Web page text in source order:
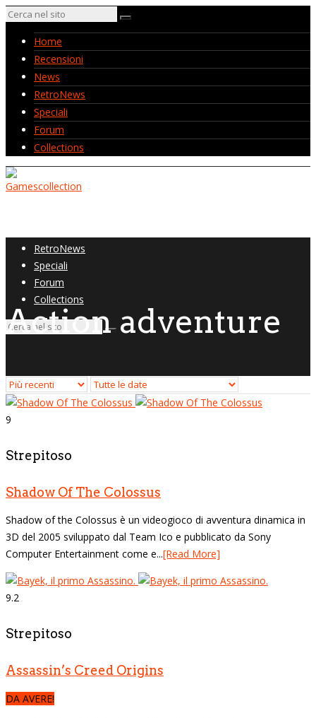
Home
Recensioni
News
RetroNews
Speciali
Forum
Collections
RetroNews
Speciali
Forum
Collections
Action adventure
9
Strepitoso
Shadow Of The Colossus
Shadow of the Colossus è un videogioco di avventura dinamica in
3D del 2005 sviluppato dal Team Ico e pubblicato da Sony
Computer Entertainment come e...[Read More]
9.2
Strepitoso
Assassin’s Creed Origins
DA AVERE!